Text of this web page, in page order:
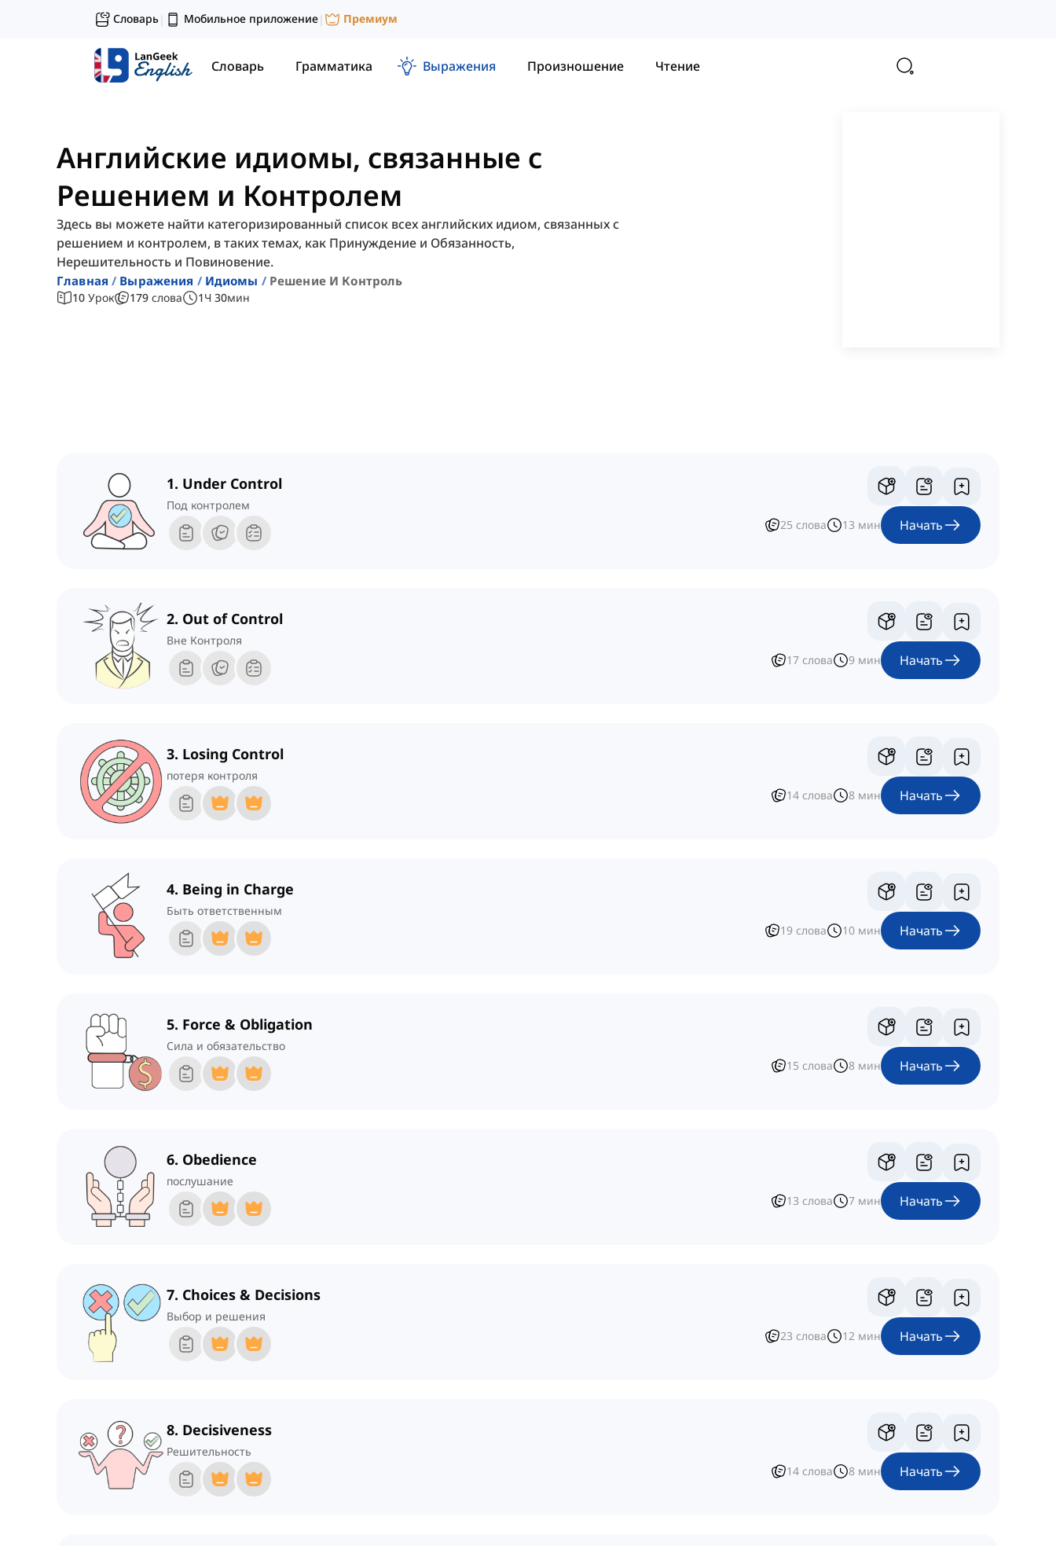
Словарь| Мобильное приложение| Премиум
Словарь Грамматика Выражения Произношение Чтение
Английские идиомы, связанные с
Решением и Контролем
Здесь вы можете найти категоризированный список всех английских идиом, связанных с
решением и контролем, в таких темах, как Принуждение и Обязанность,
Нерешительность и Повиновение.
Главная Выражения Идиомы Решение И Контроль
10 Урок 179 слова 1Ч 30мин
1. Under Control
Под контролем
25 слова 13 мин Начать
2. Out of Control
Вне Контроля
17 слова 9 мин Начать
3. Losing Control
потеря контроля
14 слова 8 мин Начать
4. Being in Charge
Быть ответственным
19 слова 10 мин Начать
5. Force & Obligation
Сила и обязательство
15 слова 8 мин Начать
6. Obedience
послушание
13 слова 7 мин Начать
7. Choices & Decisions
Выбор и решения
23 слова 12 мин Начать
8. Decisiveness
Решительность
14 слова 8 мин Начать